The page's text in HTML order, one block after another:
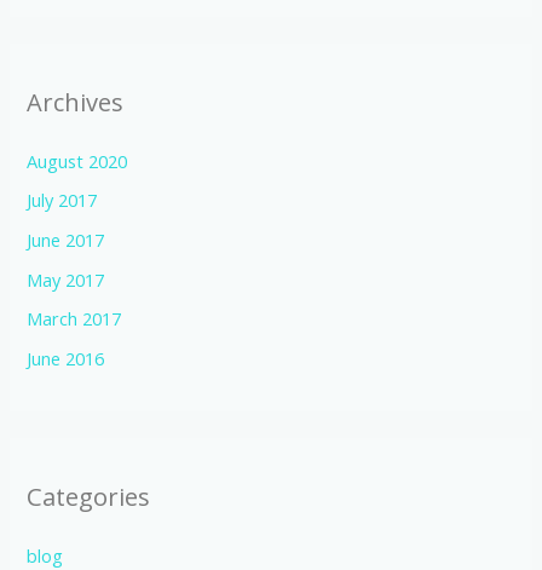
Archives
August 2020
July 2017
June 2017
May 2017
March 2017
June 2016
Categories
blog